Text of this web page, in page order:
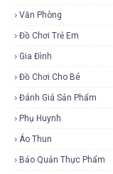
Văn Phòng
Đồ Chơi Trẻ Em
Gia Đình
Đồ Chơi Cho Bé
Đánh Giá Sản Phẩm
Phụ Huynh
Áo Thun
Bảo Quản Thực Phẩm